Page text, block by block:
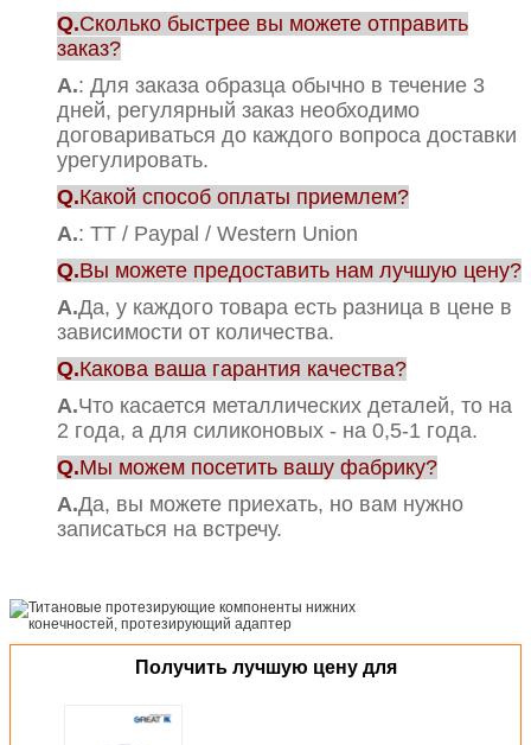
Q.Сколько быстрее вы можете отправить
заказ?
А.: Для заказа образца обычно в течение 3
дней, регулярный заказ необходимо
договариваться до каждого вопроса доставки
урегулировать.
Q.Какой способ оплаты приемлем?
А.: TT / Paypal / Western Union
Q.Вы можете предоставить нам лучшую цену?
А.Да, у каждого товара есть разница в цене в
зависимости от количества.
Q.Какова ваша гарантия качества?
А.Что касается металлических деталей, то на
2 года, а для силиконовых - на 0,5-1 года.
Q.Мы можем посетить вашу фабрику?
А.Да, вы можете приехать, но вам нужно
записаться на встречу.
Получить лучшую цену для